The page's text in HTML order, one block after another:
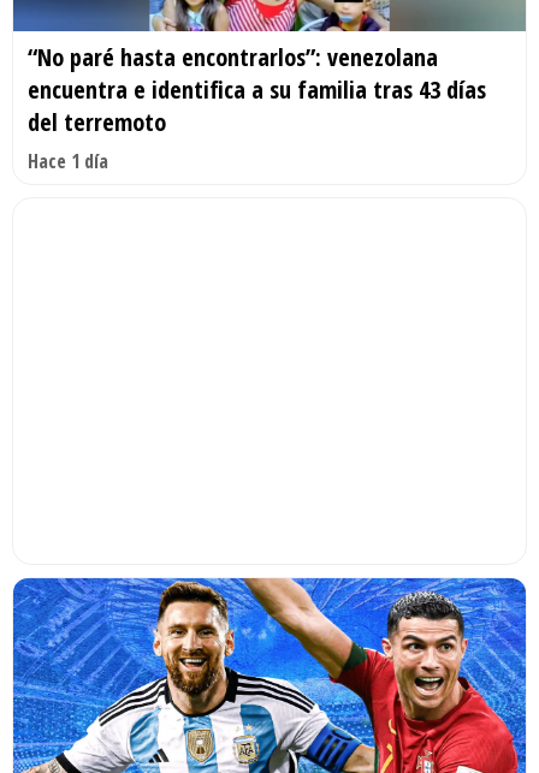
“No paré hasta encontrarlos”: venezolana
encuentra e identifica a su familia tras 43 días
del terremoto
Hace 1 día